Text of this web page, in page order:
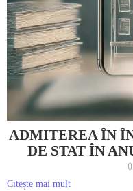
ADMITEREA ÎN
DE STAT ÎN
Citește mai mult